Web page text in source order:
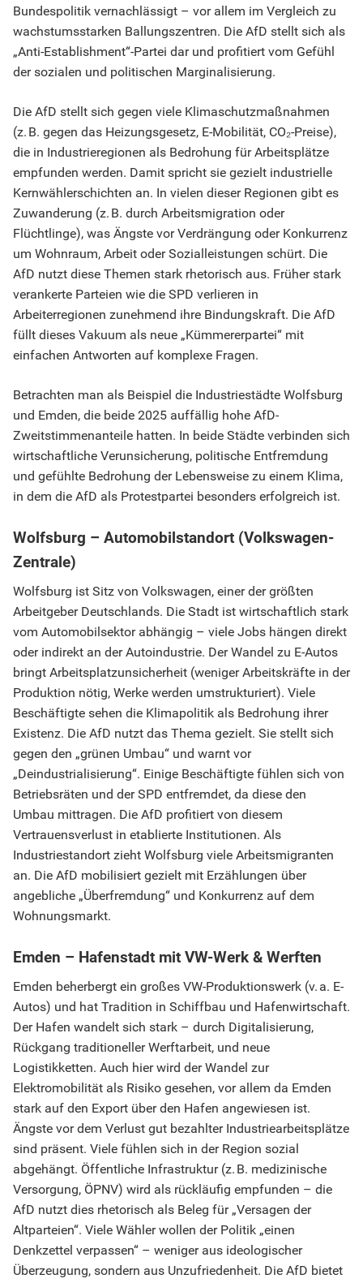
Bundespolitik vernachlässigt – vor allem im Vergleich zu
wachstumsstarken Ballungszentren. Die AfD stellt sich als
„Anti-Establishment“-Partei dar und profitiert vom Gefühl
der sozialen und politischen Marginalisierung.
Die AfD stellt sich gegen viele Klimaschutzmaßnahmen
(z. B. gegen das Heizungsgesetz, E-Mobilität, CO₂-Preise),
die in Industrieregionen als Bedrohung für Arbeitsplätze
empfunden werden. Damit spricht sie gezielt industrielle
Kernwählerschichten an. In vielen dieser Regionen gibt es
Zuwanderung (z. B. durch Arbeitsmigration oder
Flüchtlinge), was Ängste vor Verdrängung oder Konkurrenz
um Wohnraum, Arbeit oder Sozialleistungen schürt. Die
AfD nutzt diese Themen stark rhetorisch aus. Früher stark
verankerte Parteien wie die SPD verlieren in
Arbeiterregionen zunehmend ihre Bindungskraft. Die AfD
füllt dieses Vakuum als neue „Kümmererpartei“ mit
einfachen Antworten auf komplexe Fragen.
Betrachten man als Beispiel die Industriestädte Wolfsburg
und Emden, die beide 2025 auffällig hohe AfD-
Zweitstimmenanteile hatten. In beide Städte verbinden sich
wirtschaftliche Verunsicherung, politische Entfremdung
und gefühlte Bedrohung der Lebensweise zu einem Klima,
in dem die AfD als Protestpartei besonders erfolgreich ist.
Wolfsburg – Automobilstandort (Volkswagen-
Zentrale)
Wolfsburg ist Sitz von Volkswagen, einer der größten
Arbeitgeber Deutschlands. Die Stadt ist wirtschaftlich stark
vom Automobilsektor abhängig – viele Jobs hängen direkt
oder indirekt an der Autoindustrie. Der Wandel zu E-Autos
bringt Arbeitsplatzunsicherheit (weniger Arbeitskräfte in der
Produktion nötig, Werke werden umstrukturiert). Viele
Beschäftigte sehen die Klimapolitik als Bedrohung ihrer
Existenz. Die AfD nutzt das Thema gezielt. Sie stellt sich
gegen den „grünen Umbau“ und warnt vor
„Deindustrialisierung“. Einige Beschäftigte fühlen sich von
Betriebsräten und der SPD entfremdet, da diese den
Umbau mittragen. Die AfD profitiert von diesem
Vertrauensverlust in etablierte Institutionen. Als
Industriestandort zieht Wolfsburg viele Arbeitsmigranten
an. Die AfD mobilisiert gezielt mit Erzählungen über
angebliche „Überfremdung“ und Konkurrenz auf dem
Wohnungsmarkt.
Emden – Hafenstadt mit VW-Werk & Werften
Emden beherbergt ein großes VW-Produktionswerk (v. a. E-
Autos) und hat Tradition in Schiffbau und Hafenwirtschaft.
Der Hafen wandelt sich stark – durch Digitalisierung,
Rückgang traditioneller Werftarbeit, und neue
Logistikketten. Auch hier wird der Wandel zur
Elektromobilität als Risiko gesehen, vor allem da Emden
stark auf den Export über den Hafen angewiesen ist.
Ängste vor dem Verlust gut bezahlter Industriearbeitsplätze
sind präsent. Viele fühlen sich in der Region sozial
abgehängt. Öffentliche Infrastruktur (z. B. medizinische
Versorgung, ÖPNV) wird als rückläufig empfunden – die
AfD nutzt dies rhetorisch als Beleg für „Versagen der
Altparteien“. Viele Wähler wollen der Politik „einen
Denkzettel verpassen“ – weniger aus ideologischer
Überzeugung, sondern aus Unzufriedenheit. Die AfD bietet